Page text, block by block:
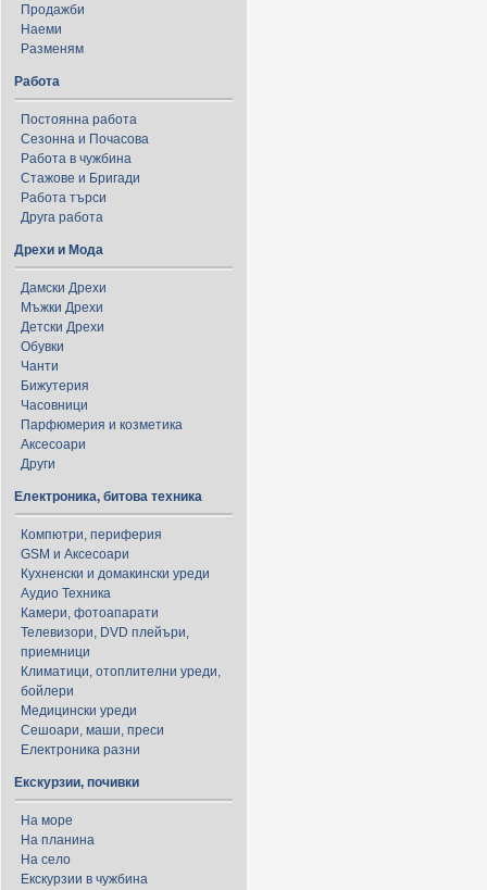
Продажби
Наеми
Разменям
Работа
Постоянна работа
Сезонна и Почасова
Работа в чужбина
Стажове и Бригади
Работа търси
Друга работа
Дрехи и Мода
Дамски Дрехи
Мъжки Дрехи
Детски Дрехи
Обувки
Чанти
Бижутерия
Часовници
Парфюмерия и козметика
Аксесоари
Други
Електроника, битова техника
Компютри, периферия
GSM и Аксесоари
Кухненски и домакински уреди
Аудио Техника
Камери, фотоапарати
Телевизори, DVD плейъри,
приемници
Климатици, отоплителни уреди,
бойлери
Медицински уреди
Сешоари, маши, преси
Електроника разни
Екскурзии, почивки
На море
На планина
На село
Екскурзии в чужбина